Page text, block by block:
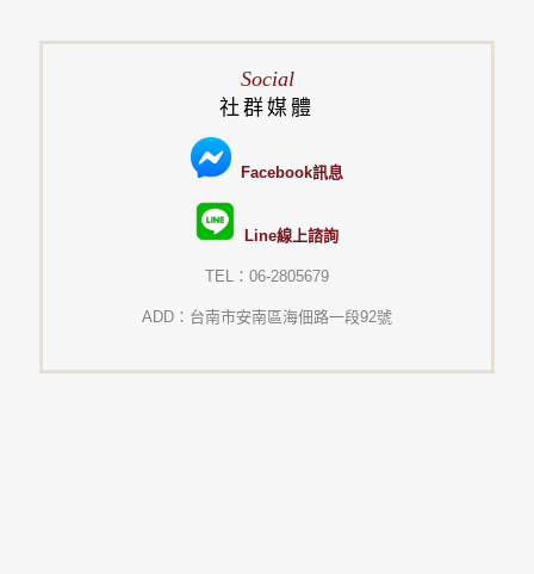
Social
社群媒體
Facebook訊息
Line線上諮詢
TEL：06-2805679
ADD：台南市安南區海佃路一段92號